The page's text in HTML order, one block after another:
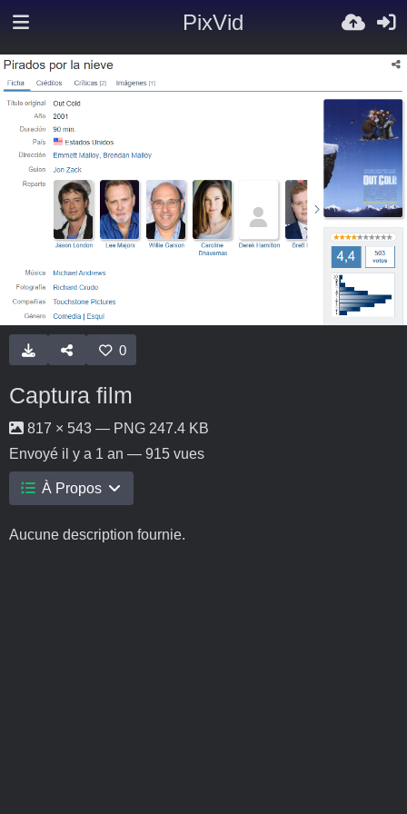
PixVid
0
Captura film
817 × 543 — PNG 247.4 KB
Envoyé il y a 1 an — 915 vues
À Propos
Aucune description fournie.